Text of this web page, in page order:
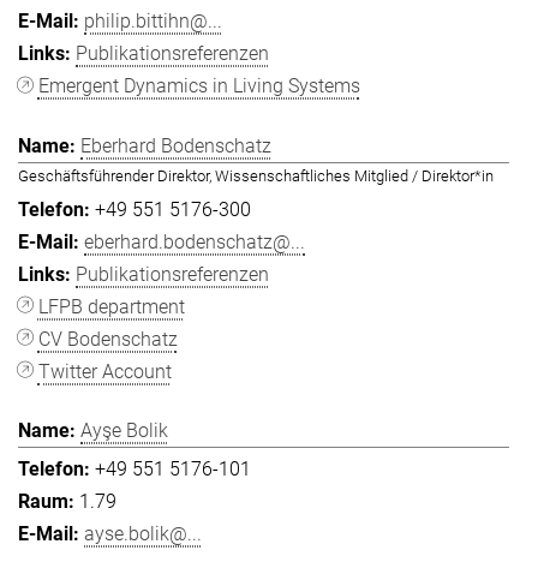
philip.bittihn@...
Publikationsreferenzen
Emergent Dynamics in Living Systems
Eberhard Bodenschatz
Geschäftsführender Direktor, Wissenschaftliches Mitglied / Direktor*in
+49 551 5176-300
eberhard.bodenschatz@...
Publikationsreferenzen
LFPB department
CV Bodenschatz
Twitter Account
Ayşe Bolik
+49 551 5176-101
1.79
ayse.bolik@...